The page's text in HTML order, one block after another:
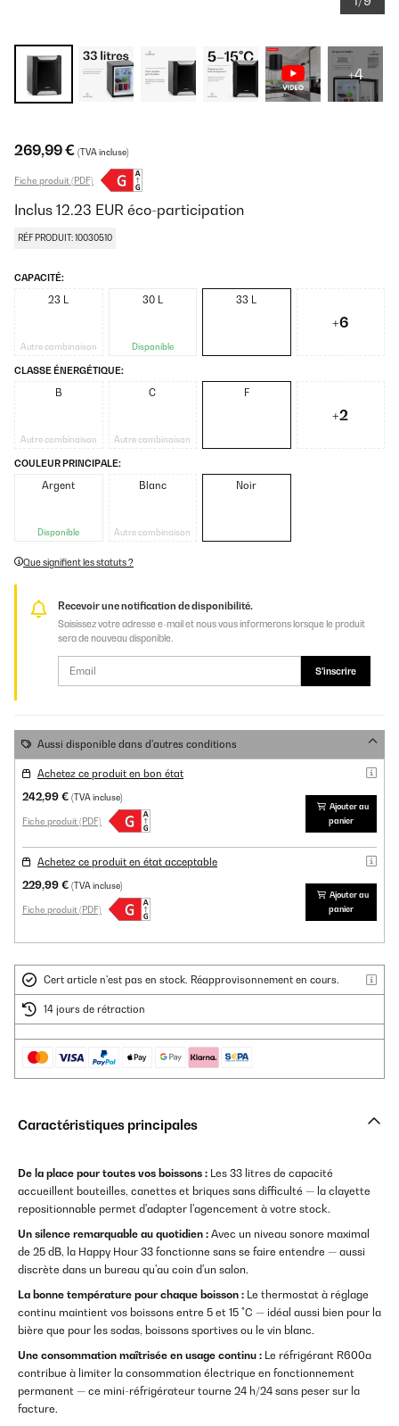
+4
269,99 € (TVA incluse)
Fiche produit (PDF)
Inclus 12.23 EUR éco-participation
RÉF PRODUIT: 10030510
CAPACITÉ:
23 L
Autre combinaison
30 L
Disponible
33 L
+6
CLASSE ÉNERGÉTIQUE:
B
Autre combinaison
C
Autre combinaison
F
+2
COULEUR PRINCIPALE:
Argent
Disponible
Blanc
Autre combinaison
Noir
Que signifient les statuts ?
Recevoir une notification de disponibilité.
Saisissez votre adresse e-mail et nous vous informerons lorsque le produit
sera de nouveau disponible.
S'inscrire
Aussi disponible dans d'autres conditions
Achetez ce produit en bon état
242,99 € (TVA incluse)
Fiche produit (PDF)
Ajouter au
panier
Achetez ce produit en état acceptable
229,99 € (TVA incluse)
Fiche produit (PDF)
Ajouter au
panier
Cert article n'est pas en stock. Réapprovisonnement en cours.
14 jours de rétraction
Caractéristiques principales
De la place pour toutes vos boissons : Les 33 litres de capacité
accueillent bouteilles, canettes et briques sans difficulté — la clayette
repositionnable permet d'adapter l'agencement à votre stock.
Un silence remarquable au quotidien : Avec un niveau sonore maximal
de 25 dB, la Happy Hour 33 fonctionne sans se faire entendre — aussi
discrète dans un bureau qu'au coin d'un salon.
La bonne température pour chaque boisson : Le thermostat à réglage
continu maintient vos boissons entre 5 et 15 °C — idéal aussi bien pour la
bière que pour les sodas, boissons sportives ou le vin blanc.
Une consommation maîtrisée en usage continu : Le réfrigérant R600a
contribue à limiter la consommation électrique en fonctionnement
permanent — ce mini-réfrigérateur tourne 24 h/24 sans peser sur la
facture.